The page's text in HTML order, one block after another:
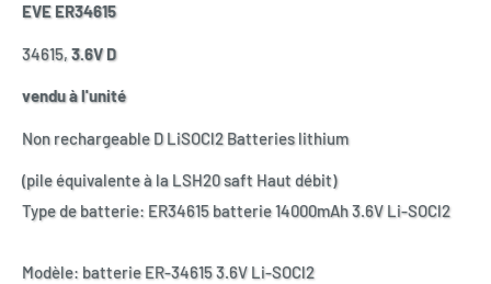
EVE ER34615
34615, 3.6V D
vendu à l'unité
Non rechargeable D LiSOCl2 Batteries lithium
(pile équivalente à la LSH20 saft Haut débit)
Type de batterie: ER34615 batterie 14000mAh 3.6V Li-SOCl2
Modèle: batterie ER-34615 3.6V Li-SOCl2